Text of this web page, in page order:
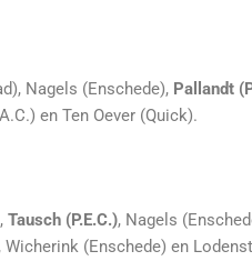
Nagels (Enschede), Pallandt
en Ten Oever (Quick).
Tausch (P.E.C.), Nagels
(Enschede) en